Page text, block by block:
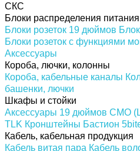
СКС
Блоки распределения питания
Блоки розеток 19 дюймов
Блоки розеток с функциями
Аксессуары
Короба, лючки, колонны
Короба, кабельные каналы
башенки, лючки
Шкафы и стойки
Аксессуары 19 дюймов CMO
TLK Кронштейны Бастион
Кабель, кабельная продукция
Кабель витая пара Кабель